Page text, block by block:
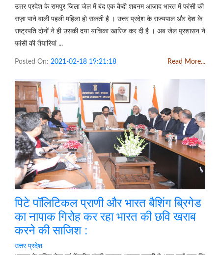
उत्तर प्रदेश के रामपुर ज़िला जेल में बंद एक कैदी शबनम आज़ाद भारत में फांसी की
सज़ा पाने वाली पहली महिला हो सकती है । उत्तर प्रदेश के राज्यपाल और देश के
राष्ट्रपति दोनों ने ही उसकी दया याचिका खारिज कर दी है । अब जेल प्रशासन ने
फांसी की तैयारियां ...
Posted On: 2021-02-18 19:21:18 Read More...
पिटे पॉलिटिकल प्राणी और भारत बैशिंग ब्रिगेड
का नापाक गिरोह कर रहा भारत की छवि खराब
करने की साजिश :
उत्तर प्रदेश